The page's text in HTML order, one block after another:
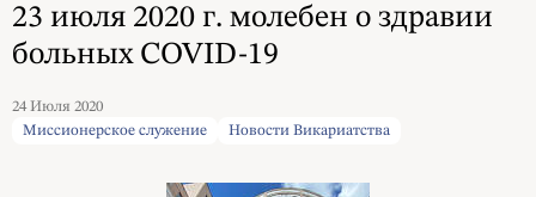
23 июля 2020 г. молебен о здравии
больных COVID-19
24 Июля 2020
Миссионерское служение
Новости Викариатства